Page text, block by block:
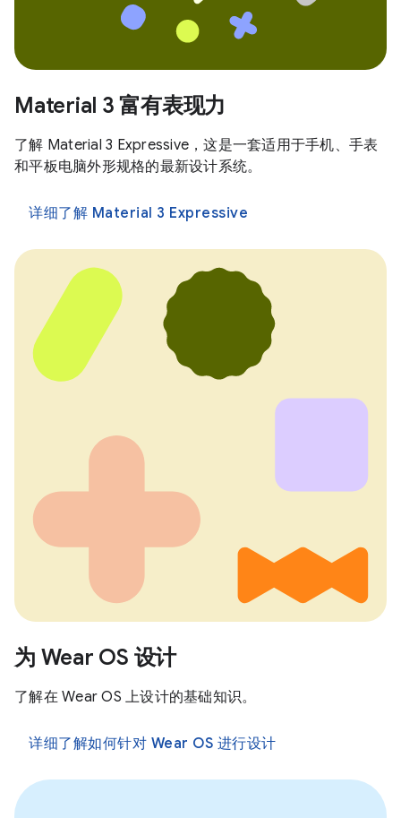
Material 3 富有表现力
了解 Material 3 Expressive，这是一套适用于手机、手表
和平板电脑外形规格的最新设计系统。
详细了解 Material 3 Expressive
为 Wear OS 设计
了解在 Wear OS 上设计的基础知识。
详细了解如何针对 Wear OS 进行设计